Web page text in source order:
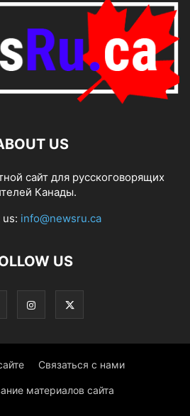
US
сайт для русскоговорящих
Канады.
us: info@newsru.ca
US
Связаться с нами
материалов сайта